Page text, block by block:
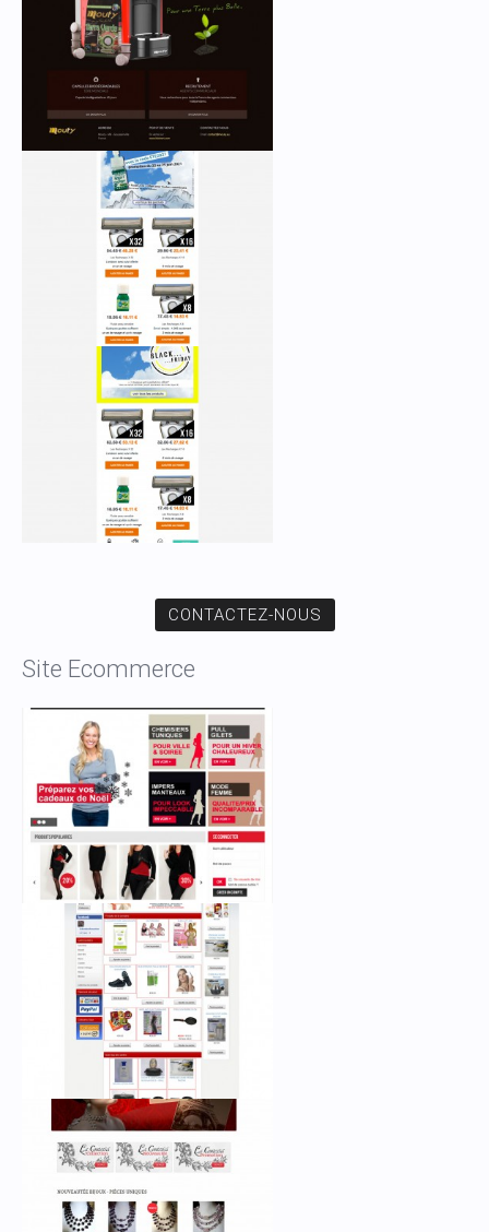
CONTACTEZ-NOUS
Site Ecommerce